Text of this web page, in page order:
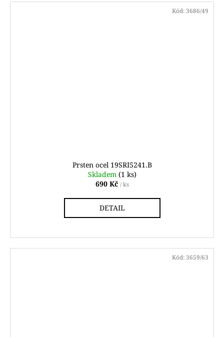
Prsten ocel 19SRI5241.B
Skladem (1 ks)
690 Kč / ks
DETAIL
Kód: 3686/49
Kód: 3659/63